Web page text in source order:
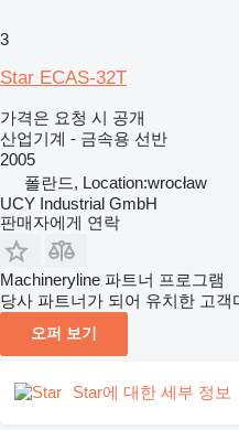
3
Star ECAS-32T
가격은 요청 시 공개
산업기계 - 금속용 선반
2005
폴란드, Location:wrocław
UCY Industrial GmbH
판매자에게 연락
Machineryline 파트너 프로그램
당사 파트너가 되어 유치한 고
오퍼 보기
Star에 대한 세부 정보